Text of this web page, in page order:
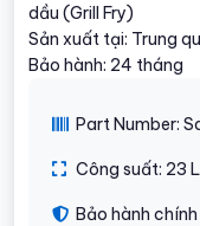
dầu (Grill Fry)
Sản xuất tại: Trung
Bảo hành: 24 tháng
Part Number:
Công suất: 23
Bảo hành